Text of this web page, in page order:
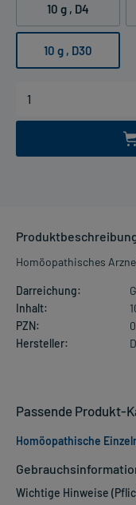
10 g , D4
10 g , D30
Homöopathisches
Darreichung:
Inhalt:
PZN:
Hersteller:
Wichtige Hinweise
Passende Produkt-
Homöopathische